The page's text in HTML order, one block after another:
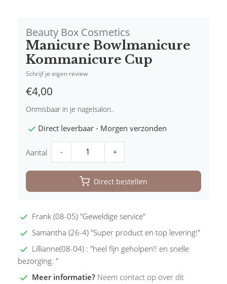
Beauty Box Cosmetics
Manicure Bowlmanicure
Kommanicure Cup
Schrijf je eigen review
€4,00
Onmisbaar in je nagelsalon..
Direct leverbaar - Morgen verzonden
Aantal - +
Direct bestellen
Frank (08-05) "Geweldige service"
Samantha (26-4) "Super product en top levering!"
Lillianne(08-04) : "heel fijn geholpen!! en snelle
bezorging. "
Meer informatie? Neem contact op over dit